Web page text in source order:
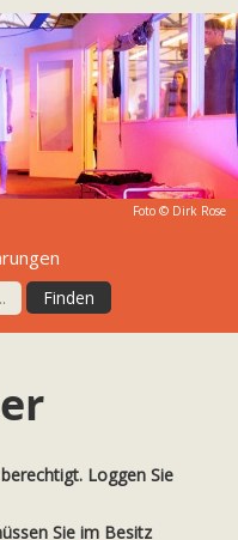
Foto © Dirk Rose
Loggen Sie
Sie im Besitz